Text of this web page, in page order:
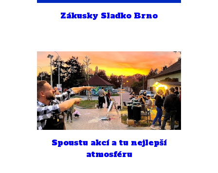
Zákusky Sladko Brno
Spoustu akcí a tu nejlepší
atmosféru